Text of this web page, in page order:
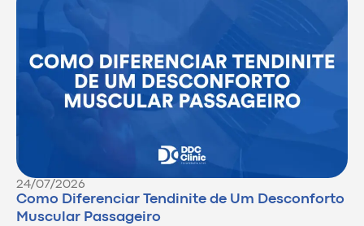
24/07/2026
Como Diferenciar Tendinite de Um Desconforto
Muscular Passageiro